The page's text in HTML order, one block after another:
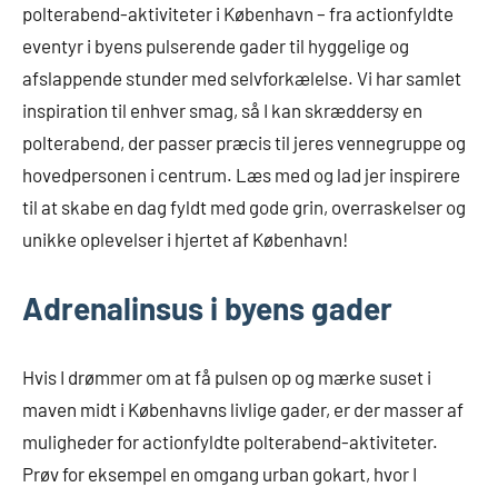
polterabend-aktiviteter i København – fra actionfyldte
eventyr i byens pulserende gader til hyggelige og
afslappende stunder med selvforkælelse. Vi har samlet
inspiration til enhver smag, så I kan skræddersy en
polterabend, der passer præcis til jeres vennegruppe og
hovedpersonen i centrum. Læs med og lad jer inspirere
til at skabe en dag fyldt med gode grin, overraskelser og
unikke oplevelser i hjertet af København!
Adrenalinsus i byens gader
Hvis I drømmer om at få pulsen op og mærke suset i
maven midt i Københavns livlige gader, er der masser af
muligheder for actionfyldte polterabend-aktiviteter.
Prøv for eksempel en omgang urban gokart, hvor I